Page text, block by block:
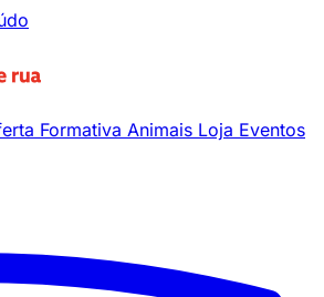
Formativa Animais Loja Eventos